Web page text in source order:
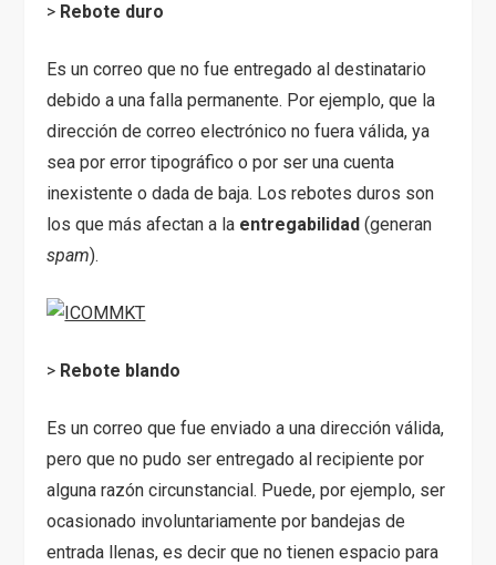
> Rebote duro
Es un correo que no fue entregado al destinatario
debido a una falla permanente. Por ejemplo, que la
dirección de correo electrónico no fuera válida, ya
sea por error tipográfico o por ser una cuenta
inexistente o dada de baja. Los rebotes duros son
los que más afectan a la entregabilidad (generan
spam).
> Rebote blando
Es un correo que fue enviado a una dirección válida,
pero que no pudo ser entregado al recipiente por
alguna razón circunstancial. Puede, por ejemplo, ser
ocasionado involuntariamente por bandejas de
entrada llenas, es decir que no tienen espacio para